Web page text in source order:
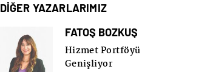
DİĞER YAZARLARIMIZ
FATOŞ BOZKUŞ
Hizmet Portföyü
Genişliyor